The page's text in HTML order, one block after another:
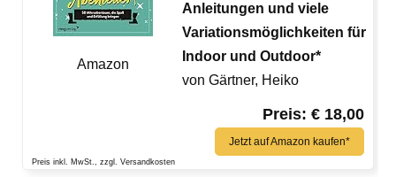
Amazon
Anleitungen und viele
Variationsmöglichkeiten für
Indoor und Outdoor*
von Gärtner, Heiko
Preis: € 18,00
Jetzt auf Amazon kaufen*
Preis inkl. MwSt., zzgl. Versandkosten